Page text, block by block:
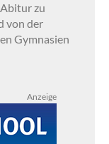
zu
von der
Gymnasien
Anzeige